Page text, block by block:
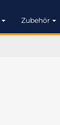
Zubehör